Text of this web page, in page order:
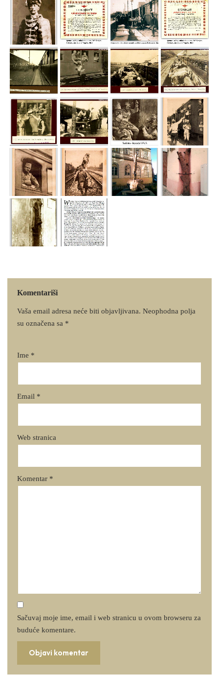
Komentariši
Vaša email adresa neće biti objavljivana. Neophodna polja
su označena sa *
Ime *
Email *
Web stranica
Komentar *
Sačuvaj moje ime, email i web stranicu u ovom browseru za
buduće komentare.